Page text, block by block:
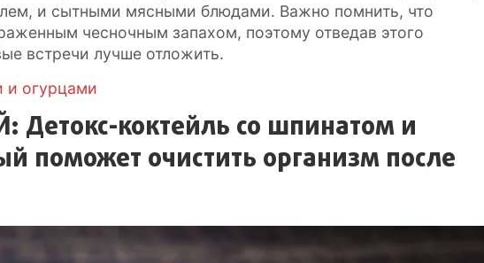
и сытными мясными блюдами. Важно помнить, что
чесночным запахом, поэтому отведав этого
встречи лучше отложить.
и огурцами
коктейль со шпинатом и
поможет очистить организм после